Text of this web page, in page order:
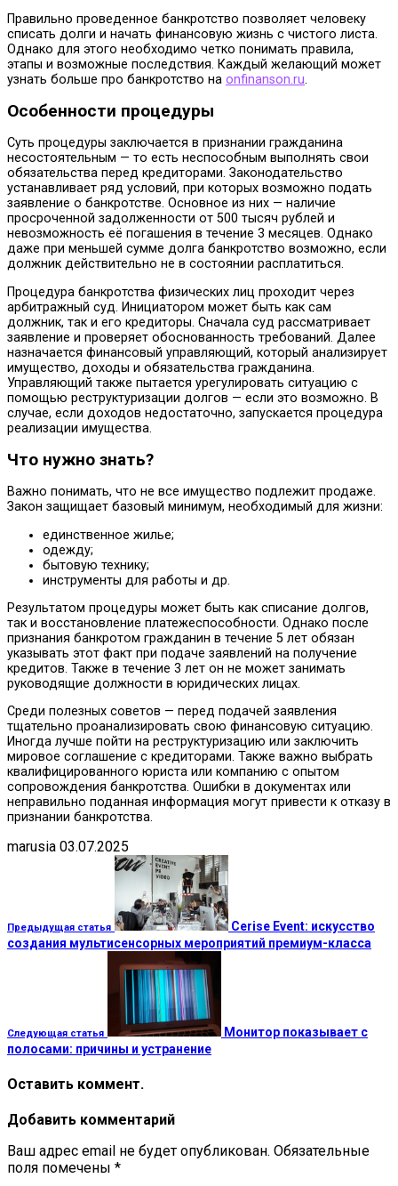
Правильно проведенное банкротство позволяет человеку
списать долги и начать финансовую жизнь с чистого листа.
Однако для этого необходимо четко понимать правила,
этапы и возможные последствия. Каждый желающий может
узнать больше про банкротство на onfinanson.ru.
Особенности процедуры
Суть процедуры заключается в признании гражданина
несостоятельным — то есть неспособным выполнять свои
обязательства перед кредиторами. Законодательство
устанавливает ряд условий, при которых возможно подать
заявление о банкротстве. Основное из них — наличие
просроченной задолженности от 500 тысяч рублей и
невозможность её погашения в течение 3 месяцев. Однако
даже при меньшей сумме долгa банкротство возможно, если
должник действительно не в состоянии расплатиться.
Процедура банкротства физических лиц проходит через
арбитражный суд. Инициатором может быть как сам
должник, так и его кредиторы. Сначала суд рассматривает
заявление и проверяет обоснованность требований. Далее
назначается финансовый управляющий, который анализирует
имущество, доходы и обязательства гражданина.
Управляющий также пытается урегулировать ситуацию с
помощью реструктуризации долгов — если это возможно. В
случае, если доходов недостаточно, запускается процедура
реализации имущества.
Что нужно знать?
Важно понимать, что не все имущество подлежит продаже.
Закон защищает базовый минимум, необходимый для жизни:
единственное жилье;
одежду;
бытовую технику;
инструменты для работы и др.
Результатом процедуры может быть как списание долгов,
так и восстановление платежеспособности. Однако после
признания банкротом гражданин в течение 5 лет обязан
указывать этот факт при подаче заявлений на получение
кредитов. Также в течение 3 лет он не может занимать
руководящие должности в юридических лицах.
Среди полезных советов — перед подачей заявления
тщательно проанализировать свою финансовую ситуацию.
Иногда лучше пойти на реструктуризацию или заключить
мировое соглашение с кредиторами. Также важно выбрать
квалифицированного юриста или компанию с опытом
сопровождения банкротства. Ошибки в документах или
неправильно поданная информация могут привести к отказу в
признании банкротства.
marusia 03.07.2025
Предыдущая статья
Cerise Event: искусство
создания мультисенсорных мероприятий премиум-класса
Следующая статья
Монитор показывает с
полосами: причины и устранение
Оставить коммент.
Добавить комментарий
Ваш адрес email не будет опубликован. Обязательные
поля помечены *